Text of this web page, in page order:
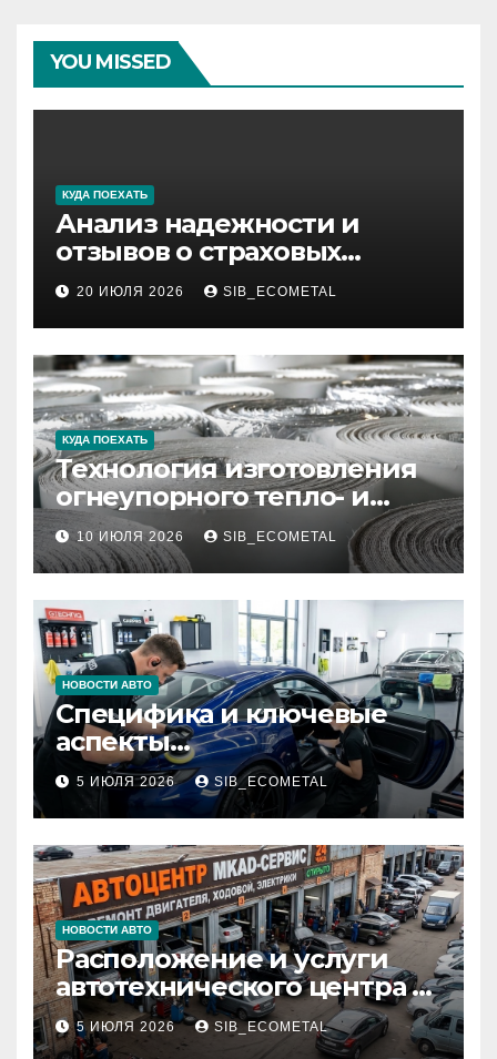
YOU MISSED
КУДА ПОЕХАТЬ
Анализ надежности и
отзывов о страховых
компаниях по итогам 2026
года
20 ИЮЛЯ 2026 SIB_ECOMETAL
КУДА ПОЕХАТЬ
Технология изготовления
огнеупорного тепло- и
звукоизоляционного
картона МКРК-500 из
муллитокремнеземистого
волокна
10 ИЮЛЯ 2026 SIB_ECOMETAL
НОВОСТИ АВТО
Специфика и ключевые
аспекты
профессионального
детейлинга кузова и
салона
5 ИЮЛЯ 2026 SIB_ECOMETAL
НОВОСТИ АВТО
Расположение и услуги
автотехнического центра в
районе 84-го километра
МКАД
5 ИЮЛЯ 2026 SIB_ECOMETAL